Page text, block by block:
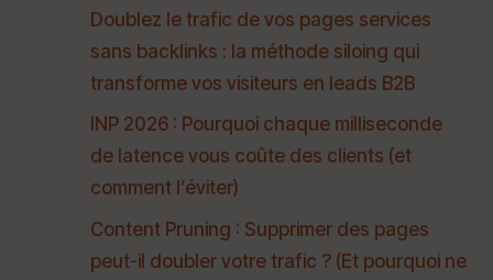
Doublez le trafic de vos pages services
sans backlinks : la méthode siloing qui
transforme vos visiteurs en leads B2B
INP 2026 : Pourquoi chaque milliseconde
de latence vous coûte des clients (et
comment l’éviter)
Content Pruning : Supprimer des pages
peut-il doubler votre trafic ? (Et pourquoi ne